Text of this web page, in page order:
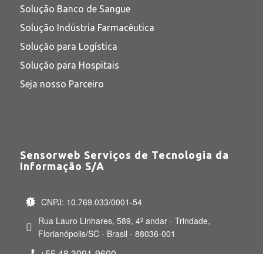
Solução Banco de Sangue
Solução Indústria Farmacêutica
Solução para Logística
Solução para Hospitais
Seja nosso Parceiro
Sensorweb Serviços de Tecnologia da
Informação S/A
CNPJ: 10.769.033/0001-54
Rua Lauro Linhares, 589, 4º andar - Trindade,
Florianópolis/SC - Brasil - 88036-001